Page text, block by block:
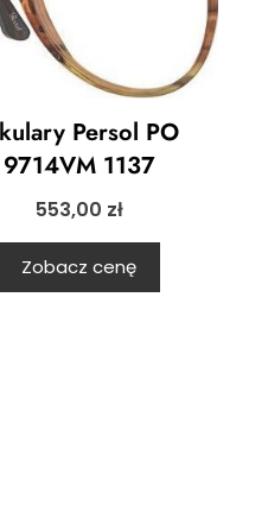
Persol PO
9714VM 1137
553,00 zł
Zobacz cenę